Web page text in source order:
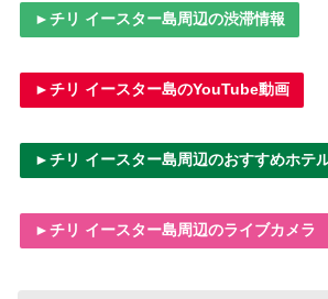
►チリ イースター島周辺の渋滞情報
►チリ イースター島のYouTube動画
►チリ イースター島周辺のおすすめホテ
►チリ イースター島周辺のライブカメラ